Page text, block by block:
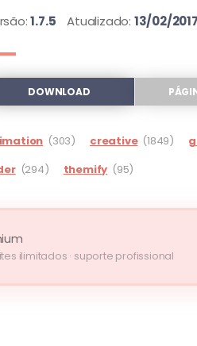
1.7.5 Atualizado: 13/02/2017
DOWNLOAD
(303) creative (1849)
(294) themify (95)
ilimitados · suporte profissional